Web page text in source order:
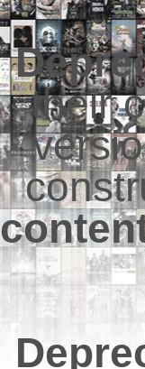
their